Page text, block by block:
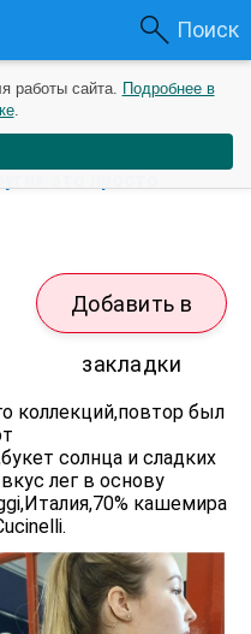
Поиск
Одним — ...
Добавить в
закладки
коллекций,повтор был
солнца и сладких
лег в основу
кашемира
работы сайта. Подробнее в
.